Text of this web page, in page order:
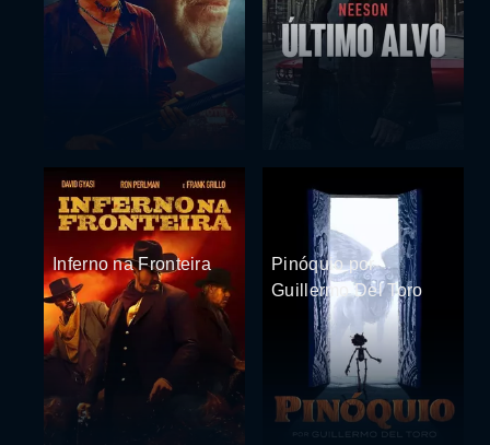
Inferno na Fronteira
Pinóquio por
Guillermo Del Toro